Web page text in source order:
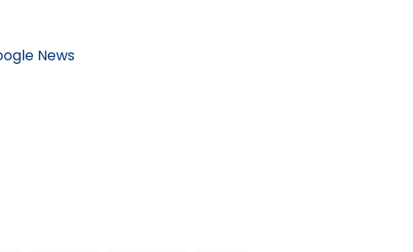
News